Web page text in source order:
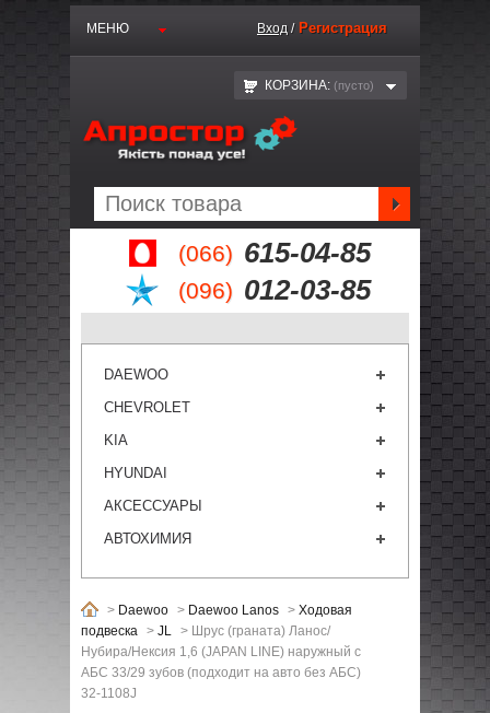
(066) 615-04-85
(096) 012-03-85
МЕНЮ Вход / Регистрация
КОРЗИНА: (пустo)
DAEWOO
CHEVROLET
KIA
HYUNDAI
АКСЕССУАРЫ
АВТОХИМИЯ
> Daewoo > Daewoo Lanos > Ходовая
подвеска > JL > Шрус (граната) Ланос/
Нубира/Нексия 1,6 (JAPAN LINE) наружный с
АБС 33/29 зубов (подходит на авто без АБС)
32-1108J